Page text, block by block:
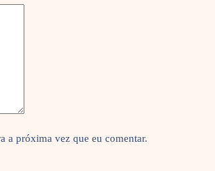
a próxima vez que eu comentar.